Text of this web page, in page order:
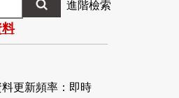
進階檢索
料更新頻率：即時